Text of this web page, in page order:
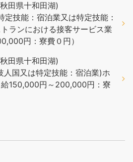
田県十和田湖)
技能：宿泊業又は特定技能：
ランにおける接客サービス業
円：寮費０円）
田県十和田湖)
国又は特定技能：宿泊業)ホ
150,000円～200,000円：寮